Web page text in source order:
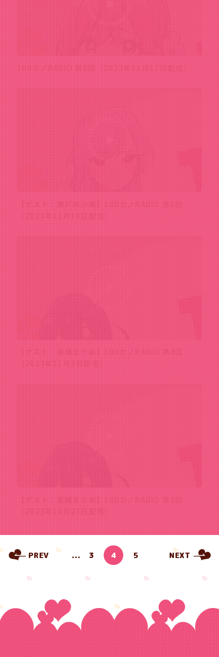
100カノRADIO 第6回（2023年11月17日配信）
【ゲスト：瀬戸麻沙美】100カノRADIO 第5回
（2023年11月10日配信）
【ゲスト：長縄まりあ】100カノRADIO 第4回
（2023年11月3日配信）
【ゲスト：長縄まりあ】100カノRADIO 第3回
（2023年10月27日配信）
PREV ... 3 4 5 NEXT